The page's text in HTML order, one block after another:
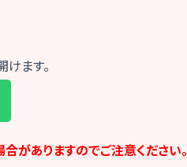
ます。
がありますのでご注意ください。